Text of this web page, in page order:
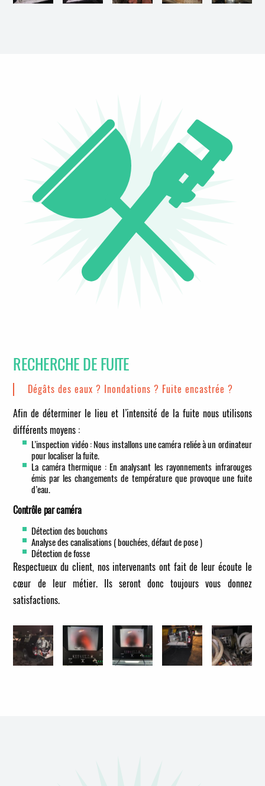
RECHERCHE DE FUITE
Dégâts des eaux ? Inondations ? Fuite encastrée ?
Afin de déterminer le lieu et l’intensité de la fuite nous utilisons
différents moyens :
L’inspection vidéo : Nous installons une caméra reliée à un ordinateur
pour localiser la fuite.
La caméra thermique : En analysant les rayonnements infrarouges
émis par les changements de température que provoque une fuite
d’eau.
Contrôle par caméra
Détection des bouchons
Analyse des canalisations ( bouchées, défaut de pose )
Détection de fosse
Respectueux du client, nos intervenants ont fait de leur écoute le
cœur de leur métier. Ils seront donc toujours vous donnez
satisfactions.